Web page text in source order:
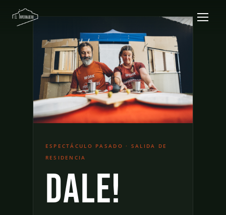
ESPECTÁCULO PASADO · SALIDA DE
RESIDENCIA
Dale!